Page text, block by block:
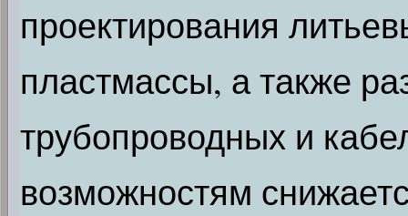
проектирования
пластмассы, а также
трубопроводных и
возможностям